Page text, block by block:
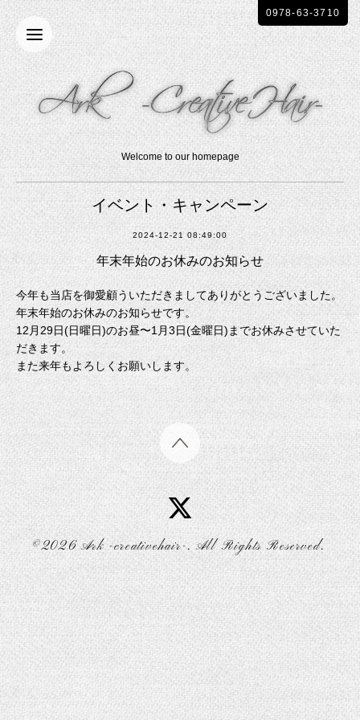
Welcome to our homepage
0978-63-3710
イベント・キャンペーン
2024-12-21 08:49:00
年末年始のお休みのお知らせ
今年も当店を御愛顧ういただきましてありがとうございました。
年末年始のお休みのお知らせです。
12月29日(日曜日)のお昼〜1月3日(金曜日)までお休みさせていた
だきます。
また来年もよろしくお願いします。
©2026Ark -creativehair-. All Rights Reserved.